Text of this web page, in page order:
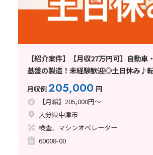
【紹介案件】【月収27万円可】自動車
基盤の製造！未経験歓迎◎土日休み♪
月収例205,000 円
【月給】205,000円～
大分県中津市
検査、マシンオペレーター
60008-00